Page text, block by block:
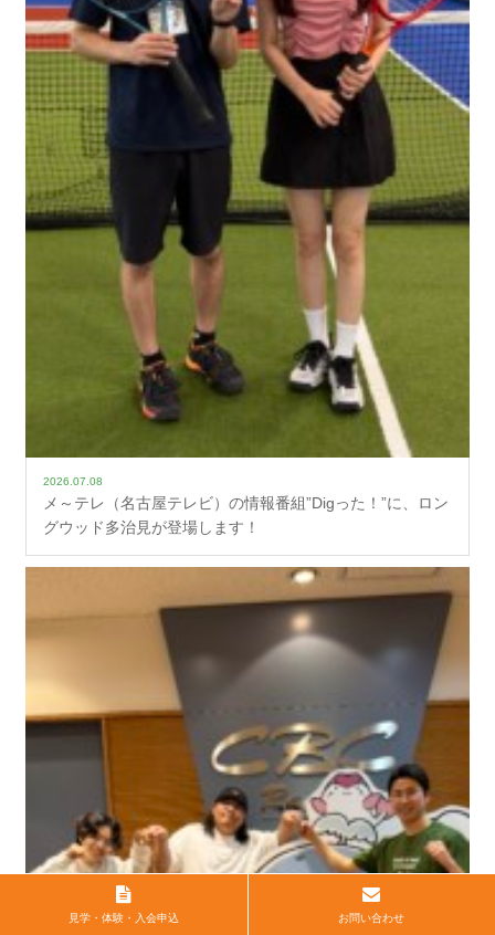
2026.07.08
メ～テレ（名古屋テレビ）の情報番組”Digった！”に、ロン
グウッド多治見が登場します！
見学・体験・入会申込 お問い合わせ